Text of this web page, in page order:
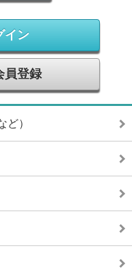
イン
員登録
ど）